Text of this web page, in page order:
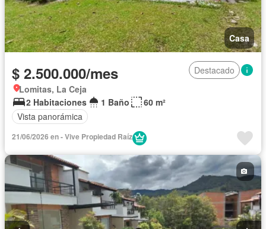
Casa
$ 2.500.000/mes
Destacado
Lomitas, La Ceja
2 Habitaciones
1 Baño
60 m²
Vista panorámica
21/06/2026 en - Vive Propiedad Raíz